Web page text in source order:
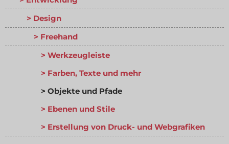
Design
Freehand
Werkzeugleiste
Farben, Texte und mehr
Objekte und Pfade
Ebenen und Stile
Erstellung von Druck- und Webgrafiken